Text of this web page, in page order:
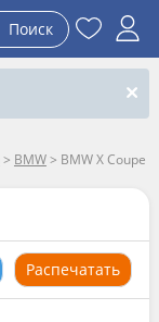
Поиск
> BMW> BMW X Coupe
Распечатать